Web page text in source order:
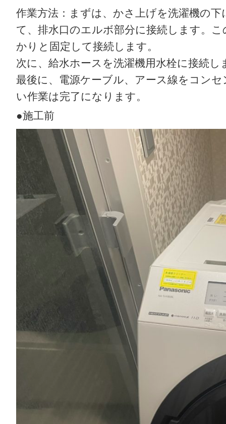
作業方法：まずは、かさ上げを洗濯機の
て、排水口のエルボ部分に接続します。
かりと固定して接続します。
次に、給水ホースを洗濯機用水栓に接続し
最後に、電源ケーブル、アース線をコン
い作業は完了になります。
●施工前